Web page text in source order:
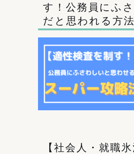
す！公務員にふ
だと思われる方法
【社会人・就職